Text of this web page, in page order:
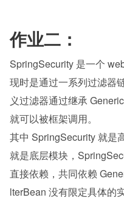
作业二：
SpringSecurity 是一个
现时是通过一系列过滤器
义过滤器通过继承
就可以被框架调用。
其中 SpringSecurity 就是
就是底层模块，
直接依赖，共同依赖
lterBean 没有限定具体的